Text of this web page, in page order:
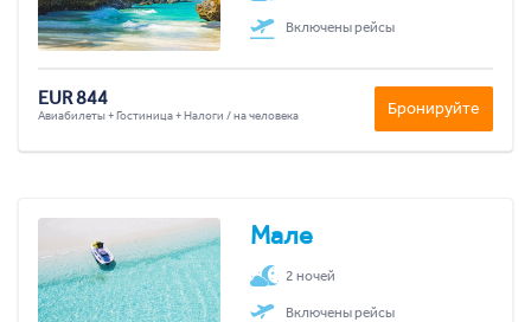
Включены рейсы
EUR 844
Авиабилеты + Гостиница + Налоги / на человека Бронируйте
Мале
2 ночей
Включены рейсы